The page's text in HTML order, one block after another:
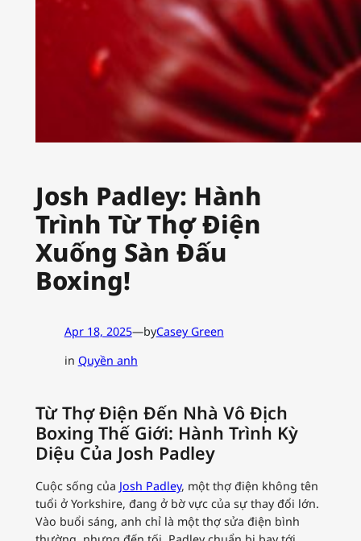
Josh Padley: Hành
Trình Từ Thợ Điện
Xuống Sàn Đấu
Boxing!
Apr 18, 2025—byCasey Green
in Quyền anh
Từ Thợ Điện Đến Nhà Vô Địch
Boxing Thế Giới: Hành Trình Kỳ
Diệu Của Josh Padley
Cuộc sống của Josh Padley, một thợ điện không tên
tuổi ở Yorkshire, đang ở bờ vực của sự thay đổi lớn.
Vào buổi sáng, anh chỉ là một thợ sửa điện bình